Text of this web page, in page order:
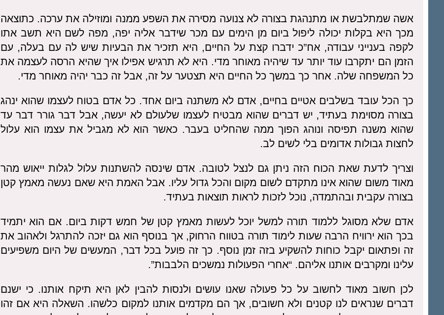
אשה שמתלבשת או מתנהגת בצורה לא צנועה מסירה את השפע ממנה ומוזילה את ערכה. כתוצאה
מכך היא בקלות יכולה ליפול ביום מן הימים עם מכר שידבר אליה יפה, מפה לשם היא תשב אתו
לקפה בענייני עבודה, אח”כ ידברו קצת על החיים, היא תזכיר את הבעיות שיש לה עם בעלה, עם
הזמן הם יתקרבו עוד יותר עד שיהיה מאוחר מדי. היא לא תרגיש אפילו איך שהיא הרסה לעצמה את
כל המשפחה שלה. אחר כך במשך כל החיים היא תצטער על זה, אבל זה כבר יהיה מאוחר מדי.
כך הכל עובד בשלבים אטיים בחיים, אדם לא משתנה ביום אחד. כל אדם בטוח לעצמו שהוא ינהג
בצורה מסוימת בעתיד, יש דברים שהוא מבטיח לעצמו שלעולם לא יעשה, אבל דבר גורר דבר עד
שהוא משנה תפיסה ונוהג הפוך ממה שהחליט בעבר. כאשר הוא לא מגביל את עצמו הוא עלול
לחצות גבולות אדומים בלי לשים לב.
וצריך לדעת שאת הכוח הזה ניתן גם לנצל לטובה. אדם שינסה להשתנות עלול לגלות ייאוש מהר
מאוד משום שהוא אינו מתקדם לשום מקום והכל גדול עליו. אבל האמת היא שאם נעשה מאמץ קטן
בצורה עקבית ובהתמדה, נוכל לזכות לראות תוצאות בעתיד.
אדם שלא מסוגל ללמוד תורה למשל יוכל לעשות מאמץ קטן של חמש דקות ביום. אם הוא יתמיד
בכך הוא ירוויח הרבה שעות לימוד תורה בטווח הרחוק, אך בנוסף הוא גם יזכה להתרגל ולאהוב את
זה ופתאום יקבל כוחות להשקיע בזה זמן נוסף. כך זה פועל בכל דבר, המעשים של היום משפיעים
עלינו ומקרבים אותנו אליהם. “אחרי הפעולות נמשכים הלבבות”.
לכן חשוב מאוד לחשוב על כל פעולה שאנו עושים ולנסות להבין לאן היא תיקח אותנו. כי ישנם
דברים שנראים לנו קטנים ולא חשובים, אך הם מקדמים אותנו למקום כלשהו. השאלה היא אם זהו